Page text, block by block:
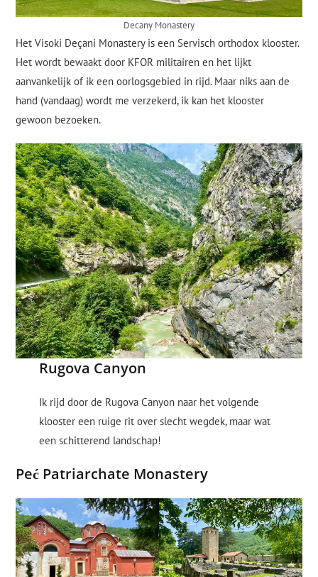
Decany Monastery
Het Visoki Deçani Monastery is een Servisch orthodox klooster.
Het wordt bewaakt door KFOR militairen en het lijkt
aanvankelijk of ik een oorlogsgebied in rijd. Maar niks aan de
hand (vandaag) wordt me verzekerd, ik kan het klooster
gewoon bezoeken.
Rugova Canyon
Ik rijd door de Rugova Canyon naar het volgende
klooster een ruige rit over slecht wegdek, maar wat
een schitterend landschap!
Peć Patriarchate Monastery